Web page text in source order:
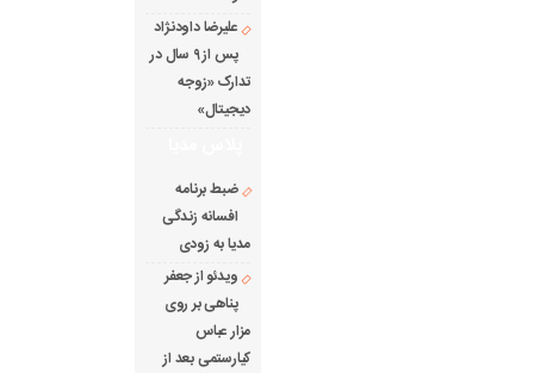
علیرضا داودنژاد
پس از ۹ سال در
تدارک «زوجه
دیجیتال»
ضبط برنامه
افسانه زندگی
مدیا به زودی
ویدئو از جعفر
پناهی بر روی
مزار عباس
کیارستمی بعد از